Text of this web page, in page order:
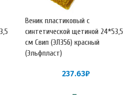
Веник пластиковый с
синтетической щетиной 24*53,5
см Свип (ЭЛ356) красный
(Эльфпласт)
237.63₽